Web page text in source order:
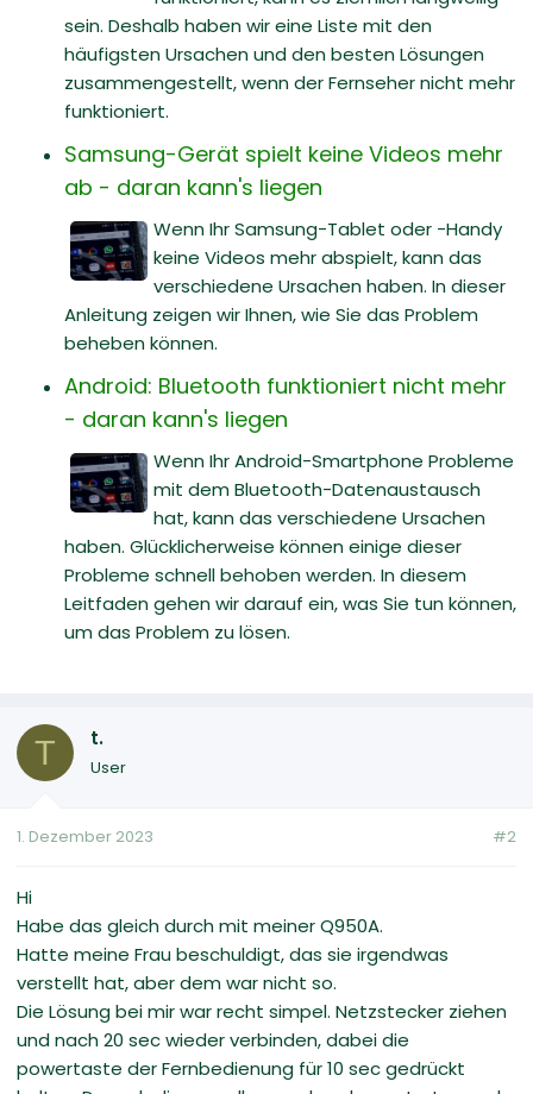
sein. Deshalb haben wir eine Liste mit den
häufigsten Ursachen und den besten Lösungen
zusammengestellt, wenn der Fernseher nicht mehr
funktioniert.
Samsung-Gerät spielt keine Videos mehr
ab - daran kann's liegen
Wenn Ihr Samsung-Tablet oder -Handy
keine Videos mehr abspielt, kann das
verschiedene Ursachen haben. In dieser
Anleitung zeigen wir Ihnen, wie Sie das Problem
beheben können.
Android: Bluetooth funktioniert nicht mehr
- daran kann's liegen
Wenn Ihr Android-Smartphone Probleme
mit dem Bluetooth-Datenaustausch
hat, kann das verschiedene Ursachen
haben. Glücklicherweise können einige dieser
Probleme schnell behoben werden. In diesem
Leitfaden gehen wir darauf ein, was Sie tun können,
um das Problem zu lösen.
T t.
User
1. Dezember 2023 #2
Hi
Habe das gleich durch mit meiner Q950A.
Hatte meine Frau beschuldigt, das sie irgendwas
verstellt hat, aber dem war nicht so.
Die Lösung bei mir war recht simpel. Netzstecker ziehen
und nach 20 sec wieder verbinden, dabei die
powertaste der Fernbedienung für 10 sec gedrückt